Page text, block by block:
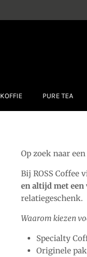
KOFFIE PURE TEA
Op zoek naar een
Bij ROSS Coffee
en altijd met een
relatiegeschenk.
Waarom kiezen
Specialty
Originele